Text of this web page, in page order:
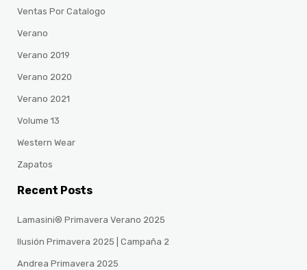
Ventas Por Catalogo
Verano
Verano 2019
Verano 2020
Verano 2021
Volume 13
Western Wear
Zapatos
Recent Posts
Lamasini® Primavera Verano 2025
Ilusión Primavera 2025 | Campaña 2
Andrea Primavera 2025